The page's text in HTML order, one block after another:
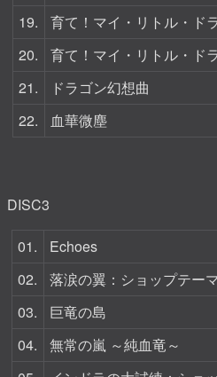
19.
育て！マイ・リトル・ド
20.
育て！マイ・リトル・ド
21.
ドラゴン幻想曲
22.
血華微塵
DISC3
01.
Echoes
02.
落涙の翼：ショップテー
03.
巨竜の島
04.
無常の嵐 ～純血竜～